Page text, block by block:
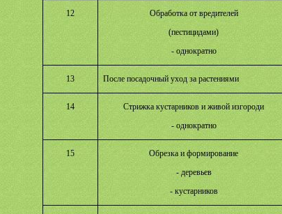
12
Обработка от вредителей
(пестицидами)
- однократно
13 После посадочный уход за растениями
14
Стрижка кустарников и живой изгороди
- однократно
15
Обрезка и формирование
- деревьев
- кустарников